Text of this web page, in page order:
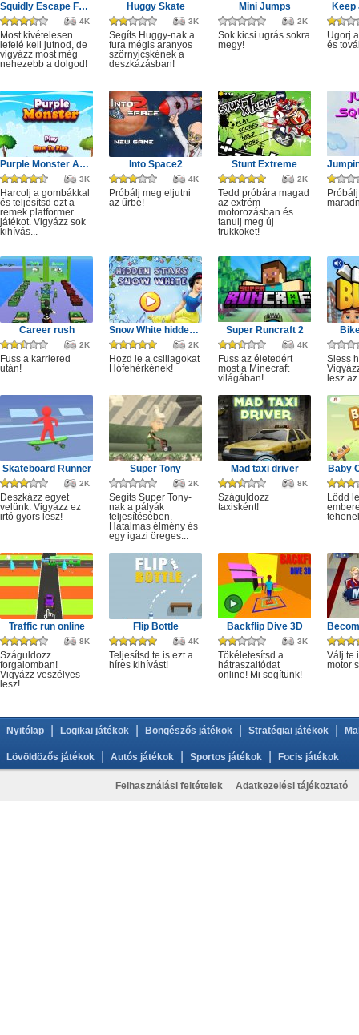
Squidly Escape Fall Guy 3D
4K
Most kivételesen
lefelé kell jutnod, de
vigyázz most még
nehezebb a dolgod!
Huggy Skate
3K
Segíts Huggy-nak a
fura mégis aranyos
szörnyicskének a
deszkázásban!
Mini Jumps
2K
Sok kicsi ugrás sokra
megy!
Keep
Ugorj
és
Purple Monster Adventure
3K
Harcolj a gombákkal
és teljesítsd ezt a
remek platformer
játékot. Vigyázz sok
kihívás...
Into Space2
4K
Próbálj meg eljutni
az űrbe!
Stunt Extreme
2K
Tedd próbára magad
az extrém
motorozásban és
tanulj meg új
trükköket!
Career rush
2K
Fuss a karriered
után!
Snow White hidden stars
2K
Hozd le a csillagokat
Hófehérkének!
Super Runcraft 2
4K
Fuss az életedért
most a Minecraft
világában!
Siess
lesz
Skateboard Runner
2K
Deszkázz egyet
velünk. Vigyázz ez
irtó gyors lesz!
Super Tony
2K
Segíts Super Tony-
nak a pályák
teljesítésében.
Hatalmas élmény és
egy igazi öreges...
Mad taxi driver
8K
Száguldozz
taxisként!
Baby
Lődd
Traffic run online
8K
Száguldozz
forgalomban!
Vigyázz veszélyes
lesz!
Flip Bottle
4K
Teljesítsd te is ezt a
híres kihívást!
Backflip Dive 3D
3K
Tökéletesítsd a
hátraszaltódat
online! Mi segítünk!
Válj te
motor
Nyitólap Logikai játékok Böngészős játékok Stratégiai játékok
Lövöldözős játékok Autós játékok Sportos játékok Focis játékok
Felhasználási feltételek Adatkezelési tájékoztató